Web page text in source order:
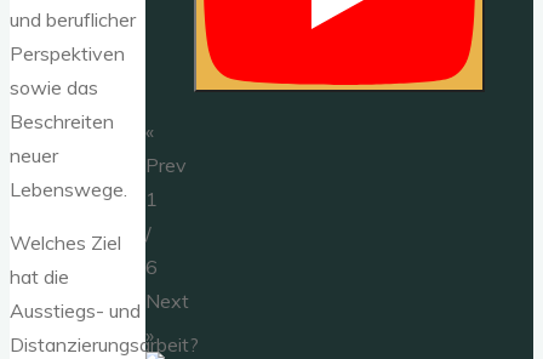
und beruflicher
Perspektiven
sowie das
Beschreiten
neuer
Lebenswege.
Welches Ziel
hat die
Ausstiegs- und
Distanzierungsarbeit?
«
Prev
1
/
6
Next
»